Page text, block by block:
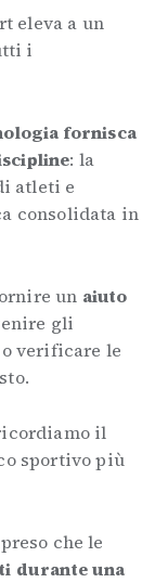
eleva a un
i
fornisca
: la
atleti e
consolidata in
un aiuto
gli
verificare le
il
sportivo più
che le
durante una